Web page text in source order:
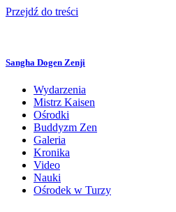
Przejdź do treści
Sangha Dogen Zenji
Wydarzenia
Mistrz Kaisen
Ośrodki
Buddyzm Zen
Galeria
Kronika
Video
Nauki
Ośrodek w Turzy